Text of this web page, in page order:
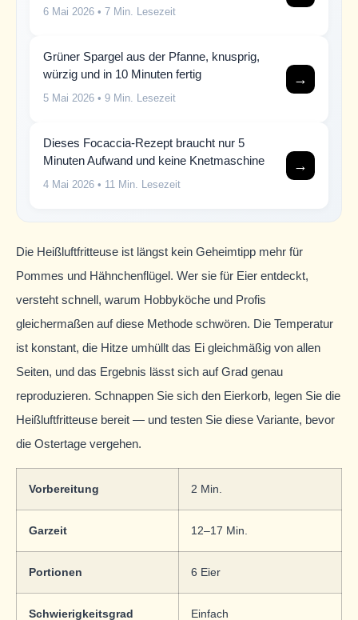
6 Mai 2026 • 7 Min. Lesezeit
Grüner Spargel aus der Pfanne, knusprig,
würzig und in 10 Minuten fertig
5 Mai 2026 • 9 Min. Lesezeit
→
Dieses Focaccia-Rezept braucht nur 5
Minuten Aufwand und keine Knetmaschine
4 Mai 2026 • 11 Min. Lesezeit
→
Die Heißluftfritteuse ist längst kein Geheimtipp mehr für
Pommes und Hähnchenflügel. Wer sie für Eier entdeckt,
versteht schnell, warum Hobbyköche und Profis
gleichermaßen auf diese Methode schwören. Die Temperatur
ist konstant, die Hitze umhüllt das Ei gleichmäßig von allen
Seiten, und das Ergebnis lässt sich auf Grad genau
reproduzieren. Schnappen Sie sich den Eierkorb, legen Sie die
Heißluftfritteuse bereit — und testen Sie diese Variante, bevor
die Ostertage vergehen.
Vorbereitung 2 Min.
Garzeit 12–17 Min.
Portionen 6 Eier
Schwierigkeitsgrad Einfach